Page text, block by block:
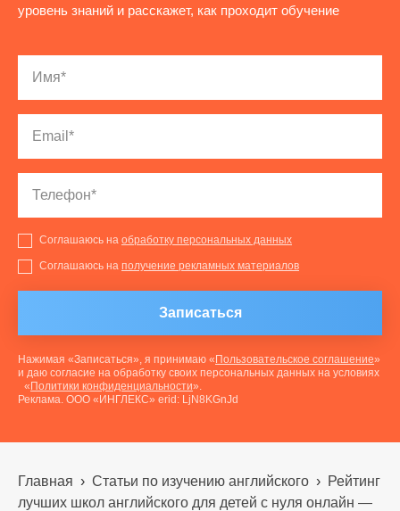
уровень знаний и расскажет, как проходит обучение
Соглашаюсь на обработку персональных данных
Соглашаюсь на получение рекламных материалов
Записаться
Нажимая «Записаться», я принимаю « Пользовательское соглашение»
и даю согласие на обработку своих персональных данных на условиях
« Политики конфиденциальности».
Реклама. ООО «ИНГЛЕКС» erid: LjN8KGnJd
Главная › Статьи по изучению английского › Рейтинг
лучших школ английского для детей с нуля онлайн —